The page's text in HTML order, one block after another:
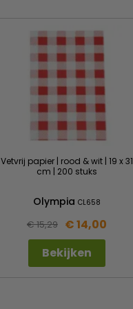
Vetvrij papier | rood & wit | 19 x 31
cm | 200 stuks
Olympia CL658
€ 15,29 € 14,00
Bekijken